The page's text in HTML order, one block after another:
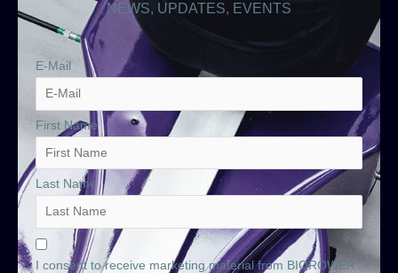
NEWS, UPDATES, EVENTS
E-Mail
First Name
Last Name
I consent to receive marketing material from BIOROWER